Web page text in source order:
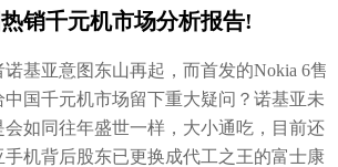
销千元机市场分析报告!
基亚意图东山再起，而首发的Nokia 6售
中国千元机市场留下重大疑问？诺基亚未
如同往年盛世一样，大小通吃，目前还
机背后股东已更换成代工之王的富士康